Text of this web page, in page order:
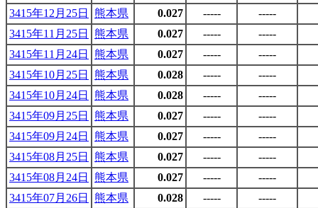
3415年12月25日
熊本県 0.027 -----
-----
3415年11月25日
熊本県 0.027 -----
-----
3415年11月24日
熊本県 0.027 -----
-----
3415年10月25日
熊本県 0.028 -----
-----
3415年10月24日
熊本県 0.028 -----
-----
3415年09月25日
熊本県 0.027 -----
-----
3415年09月24日
熊本県 0.027 -----
-----
3415年08月25日
熊本県 0.027 -----
-----
3415年08月24日
熊本県 0.027 -----
-----
3415年07月26日
熊本県 0.028 -----
-----